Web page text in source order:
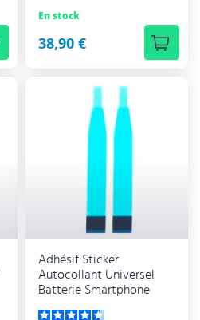
En stock
38,90 €
Adhésif Sticker
Autocollant Universel
Batterie Smartphone